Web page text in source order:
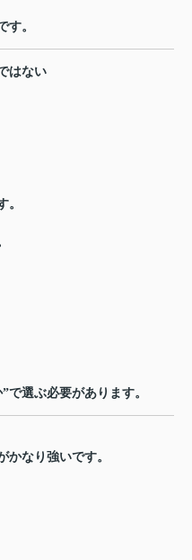
す。
はない
。
で選ぶ必要があります。
かなり強いです。